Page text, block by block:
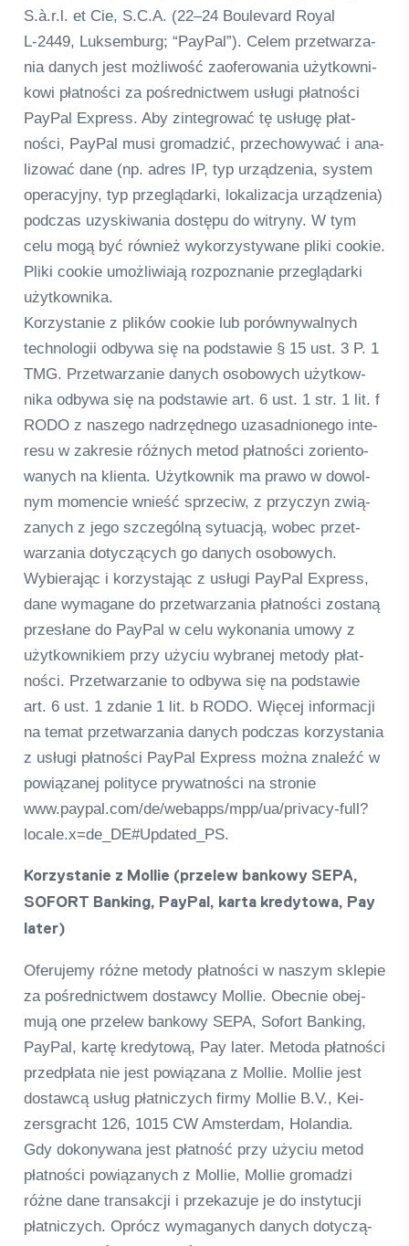
S.à.r.l. et Cie, S.C.A. (22–24 Bou­le­vard Royal
L‑2449, Luk­sem­burg; “Pay­Pal”). Celem przet­warza­
nia danych jest moż­li­wość zaofe­ro­wa­nia użyt­kow­ni­
kowi płat­ności za poś­red­nict­wem usługi płat­ności
Pay­Pal Express. Aby zin­te­gro­wać tę usługę płat­
ności, Pay­Pal musi gro­mad­zić, prz­echo­wy­wać i ana­
lizować dane (np. adres IP, typ urząd­ze­nia, sys­tem
ope­ra­cy­jny, typ prze­glą­darki, loka­li­zacja urząd­ze­nia)
podc­zas uzys­ki­wa­nia dostępu do witryny. W tym
celu mogą być rów­nież wykor­zy­sty­wane pliki coo­kie.
Pliki coo­kie umoż­li­wiają roz­pozna­nie prze­glą­darki
użyt­kow­nika.
Kor­zysta­nie z pli­ków coo­kie lub porów­ny­wal­nych
tech­no­lo­gii odbywa się na pod­sta­wie § 15 ust. 3 P. 1
TMG. Przet­warza­nie danych oso­bo­wych użyt­kow­
nika odbywa się na pod­sta­wie art. 6 ust. 1 str. 1 lit. f
RODO z nas­zego nadrzęd­n­ego uza­sad­nio­n­ego inte­
resu w zak­re­sie różnych metod płat­ności zori­en­to­
wanych na kli­enta. Użyt­kow­nik ma prawo w dowol­
nym momen­cie wnieść sprze­ciw, z przy­c­zyn zwią­
zanych z jego szc­ze­gólną sytu­acją, wobec przet­
warza­nia doty­c­zą­cych go danych oso­bo­wych.
Wybier­ając i kor­zysta­jąc z usługi Pay­Pal Express,
dane wyma­gane do przet­warza­nia płat­ności zostaną
przesłane do Pay­Pal w celu wykona­nia umowy z
użyt­kow­ni­kiem przy uży­ciu wybra­nej met­ody płat­
ności. Przet­warza­nie to odbywa się na pod­sta­wie
art. 6 ust. 1 zda­nie 1 lit. b RODO. Więcej infor­macji
na temat przet­warza­nia danych podc­zas kor­zysta­nia
z usługi płat­ności Pay­Pal Express można zna­leźć w
powią­za­nej poli­tyce pry­wat­ności na stro­nie
www.paypal.com/de/webapps/mpp/ua/privacy-full?
locale.x=de_DE#Updated_PS.
Kor­zysta­nie z Mol­lie (prze­lew ban­kowy SEPA,
SOFORT Ban­king, Pay­Pal, karta kre­dy­towa, Pay
later)
Ofe­ru­jemy różne met­ody płat­ności w nas­zym sklepie
za poś­red­nict­wem dostawcy Mol­lie. Obe­c­nie obej­
mują one prze­lew ban­kowy SEPA, Sofort Ban­king,
Pay­Pal, kartę kre­dy­tową, Pay later. Metoda płat­ności
przedpłata nie jest powiąz­ana z Mol­lie. Mol­lie jest
dostawcą usług płat­nic­zych firmy Mol­lie B.V., Kei­
zers­gracht 126, 1015 CW Ams­ter­dam, Hol­an­dia.
Gdy doko­n­y­wana jest płat­ność przy uży­ciu metod
płat­ności powią­zanych z Mol­lie, Mol­lie gro­madzi
różne dane transak­cji i prze­ka­zuje je do ins­ty­tucji
płat­nic­zych. Oprócz wyma­ga­nych danych doty­c­zą­